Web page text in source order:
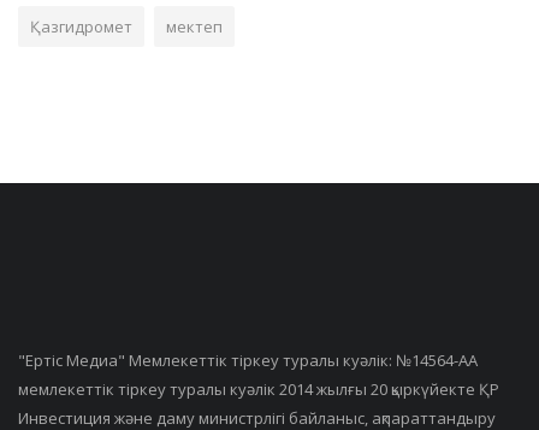
Қазгидромет мектеп
"Ертiс Медиа" Мемлекеттік тіркеу туралы куәлік: №14564-АА
мемлекеттік тіркеу туралы куәлік 2014 жылғы 20 қыркүйекте ҚР
Инвестиция және даму министрлігі байланыс, ақпараттандыру